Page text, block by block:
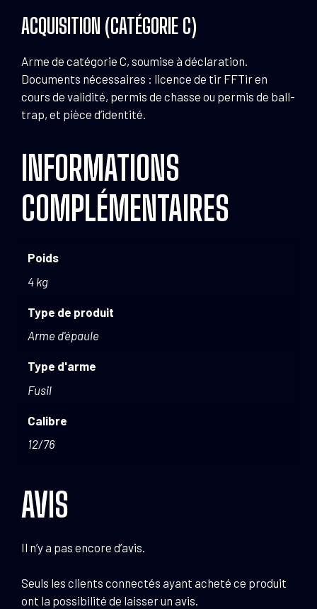
ACQUISITION (CATÉGORIE C)
Arme de catégorie C, soumise à déclaration.
Documents nécessaires : licence de tir FFTir en
cours de validité, permis de chasse ou permis de ball-
trap, et pièce d’identité.
INFORMATIONS
COMPLÉMENTAIRES
Poids
4 kg
Type de produit
Arme d'épaule
Type d'arme
Fusil
Calibre
12/76
AVIS
Il n’y a pas encore d’avis.
Seuls les clients connectés ayant acheté ce produit
ont la possibilité de laisser un avis.